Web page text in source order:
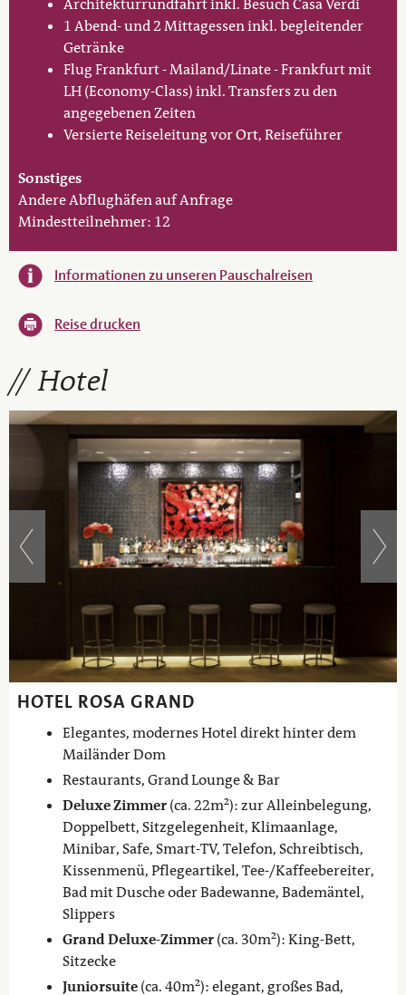
Architekturrundfahrt inkl. Besuch Casa Verdi
1 Abend- und 2 Mittagessen inkl. begleitender
Getränke
Flug Frankfurt - Mailand/Linate - Frankfurt mit
LH (Economy-Class) inkl. Transfers zu den
angegebenen Zeiten
Versierte Reiseleitung vor Ort, Reiseführer
Sonstiges
Andere Abflughäfen auf Anfrage
Mindestteilnehmer: 12
Informationen zu unseren Pauschalreisen
Reise drucken
Hotel
HOTEL ROSA GRAND
Elegantes, modernes Hotel direkt hinter dem
Mailänder Dom
Restaurants, Grand Lounge & Bar
Deluxe Zimmer(ca. 22m²): zur Alleinbelegung,
Doppelbett, Sitzgelegenheit, Klimaanlage,
Minibar, Safe, Smart-TV, Telefon, Schreibtisch,
Kissenmenü, Pflegeartikel, Tee-/Kaffeebereiter,
Bad mit Dusche oder Badewanne, Bademäntel,
Slippers
Grand Deluxe-Zimmer(ca. 30m²): King-Bett,
Sitzecke
Juniorsuite(ca. 40m²): elegant, großes Bad,